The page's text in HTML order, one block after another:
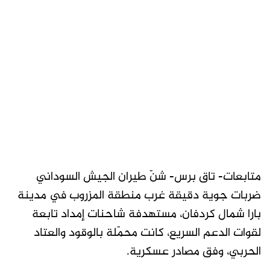
متابعات- تاق برس- شنّ طيران الجيش السوداني
ضربات جوية دقيقة غرب منطقة المزروب في مدينة
بارا شمال كردفان، مستهدفة شاحنات إمداد تابعة
لقوات الدعم السريع، كانت محمّلة بالوقود والعتاد
الحربي، وفق مصادر عسكرية.